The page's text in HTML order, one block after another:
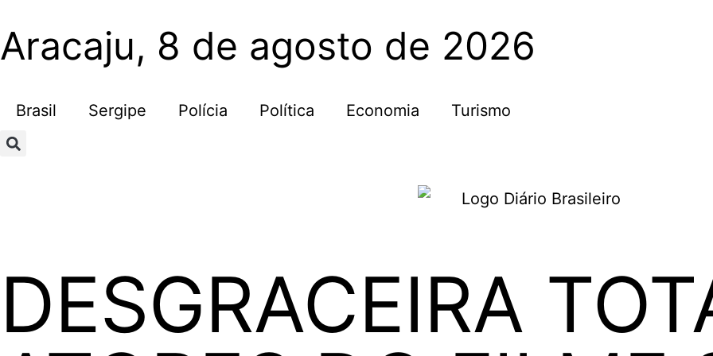
Aracaju, 8 de agosto de 2026
Brasil Sergipe Polícia Política Economia Turismo
DESGRACEIRA